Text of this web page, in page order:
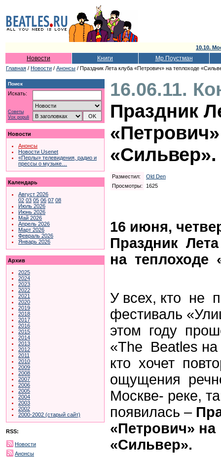
10.10.
Новости Книги Мр.Поустман
Главная / Новости / Анонсы / Праздник Лета клуба «Петрович» на теплоходе
Поиск
Искать:
Советы
Vox populi
Новости
Анонсы
Новости Usenet
«Перлы» телевидения, радио и
прессы о музыке…
Календарь
Август 2026
02 03 05 06 07 08
Июль 2026
Июнь 2026
Май 2026
Апрель 2026
Март 2026
Февраль 2026
Январь 2026
Архив
2025
2024
2023
2022
2021
2020
2019
2018
2017
2016
2015
2014
2013
2012
2011
2010
2009
2008
2007
2006
2005
2004
2003
2002
2000-2002 (старый сайт)
RSS:
Новости
Анонсы
16.06.11.
Праздник
«Сильвер».
Разместил:
Old Den
Просмотры:
1625
16 июня,
Праздник
на
У всех, кто не
фестиваль
этом году
«The Beatles
кто хочет
ощущения
Москве- реке,
появилась –
«Петрович»
«Сильвер».